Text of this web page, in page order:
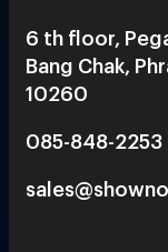
6 th floor,
Bang Chak,
10260
085-848-2253